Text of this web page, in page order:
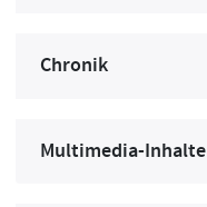
Chronik
Multimedia-Inhalte